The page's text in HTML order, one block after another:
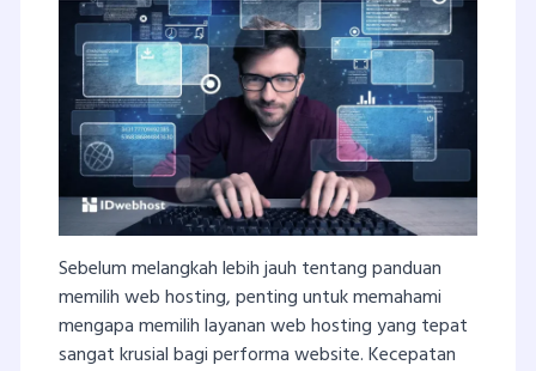
Sebelum melangkah lebih jauh tentang panduan
memilih web hosting, penting untuk memahami
mengapa memilih layanan web hosting yang tepat
sangat krusial bagi performa website. Kecepatan